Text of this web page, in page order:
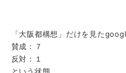
「大阪都構想」だけを見た
賛成：７
反対：１